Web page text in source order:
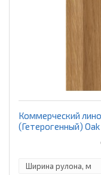
Коммерческий
(Гетерогенный) Oak